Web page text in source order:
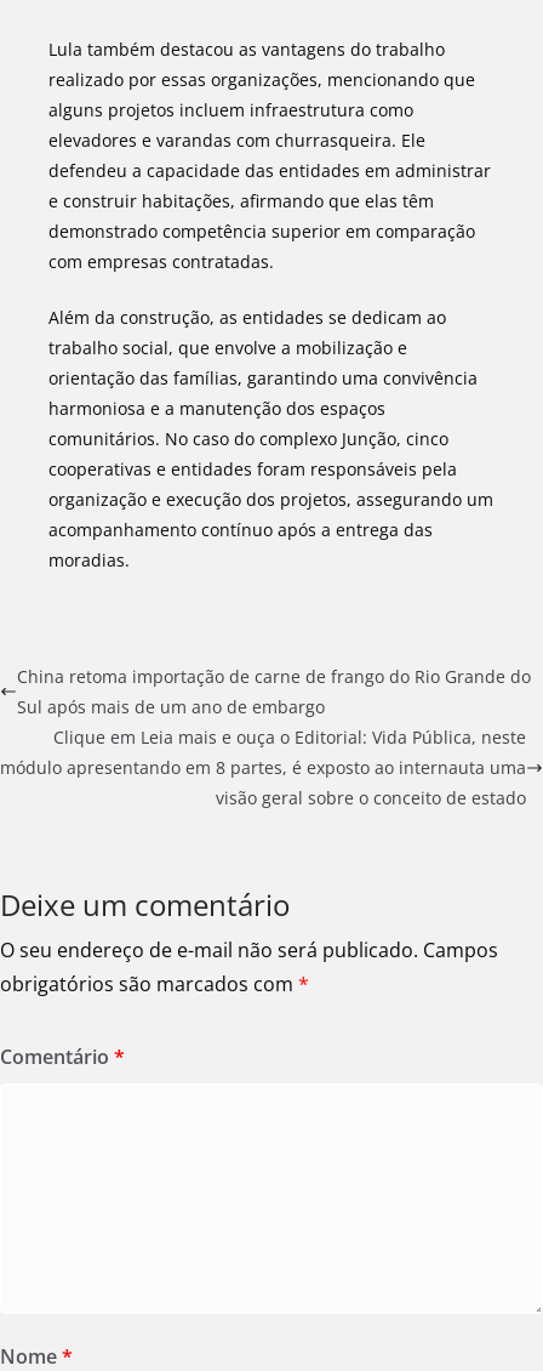
Lula também destacou as vantagens do trabalho
realizado por essas organizações, mencionando que
alguns projetos incluem infraestrutura como
elevadores e varandas com churrasqueira. Ele
defendeu a capacidade das entidades em administrar
e construir habitações, afirmando que elas têm
demonstrado competência superior em comparação
com empresas contratadas.
Além da construção, as entidades se dedicam ao
trabalho social, que envolve a mobilização e
orientação das famílias, garantindo uma convivência
harmoniosa e a manutenção dos espaços
comunitários. No caso do complexo Junção, cinco
cooperativas e entidades foram responsáveis pela
organização e execução dos projetos, assegurando um
acompanhamento contínuo após a entrega das
moradias.
China retoma importação de carne de frango do Rio Grande do
Sul após mais de um ano de embargo
Clique em Leia mais e ouça o Editorial: Vida Pública, neste
módulo apresentando em 8 partes, é exposto ao internauta uma
visão geral sobre o conceito de estado
Deixe um comentário
O seu endereço de e-mail não será publicado. Campos
obrigatórios são marcados com *
Comentário *
Nome*